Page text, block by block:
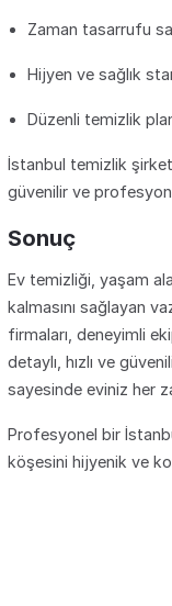
Zaman tasarrufu
Hijyen ve sağlık
Düzenli temizlik
İstanbul temizlik
güvenilir ve
Sonuç
Ev temizliği, yaşam
kalmasını sağlayan
firmaları, deneyimli
detaylı, hızlı ve
sayesinde eviniz her
Profesyonel bir
köşesini hijyenik ve